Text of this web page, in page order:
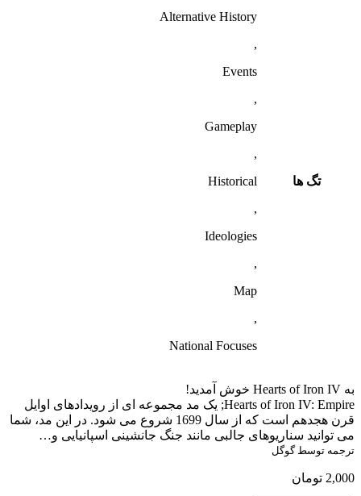
تگ ها
Alternative History
,
Events
,
Gameplay
,
Historical
,
Ideologies
,
Map
,
National Focuses
به Hearts of Iron IV خوش آمدید!
Hearts of Iron IV: Empire; یک مد مجموعه ای از رویدادهای اوایل
قرن هجدهم است که از سال 1699 شروع می شود. در این مد، شما
می توانید سناریوهای جالبی مانند جنگ جانشینی اسپانیایی و…
ترجمه توسط گوگل
2,000 تومان